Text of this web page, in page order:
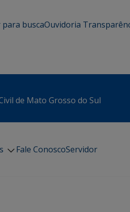
para buscaOuvidoria
de Mato Grosso do Sul
Fale ConoscoServidor